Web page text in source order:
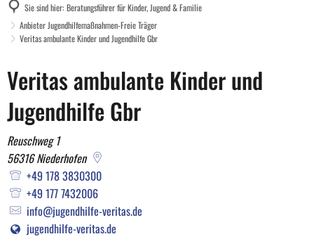
Sie sind hier: Beratungsführer für Kinder, Jugend & Familie
Anbieter Jugendhilfemaßnahmen-Freie Träger
Veritas ambulante Kinder und Jugendhilfe Gbr
Veritas
ambulante
Kinder
und
Jugendhilfe
Gbr
Veritas ambulante Kinder und
Jugendhilfe Gbr
Reuschweg 1
56316 Niederhofen
+49 178 3830300
+49 177 7432006
info@jugendhilfe-veritas.de
jugendhilfe-veritas.de